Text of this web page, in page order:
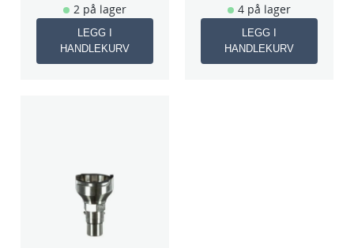
2 på lager
LEGG I
HANDLEKURV
4 på lager
LEGG I
HANDLEKURV